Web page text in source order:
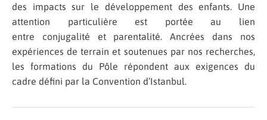
des impacts sur le développement des enfants. Une
attention particulière est portée au lien
entre conjugalité et parentalité. Ancrées dans nos
expériences de terrain et soutenues par nos recherches,
les formations du Pôle répondent aux exigences du
cadre défini par la Convention d’Istanbul.